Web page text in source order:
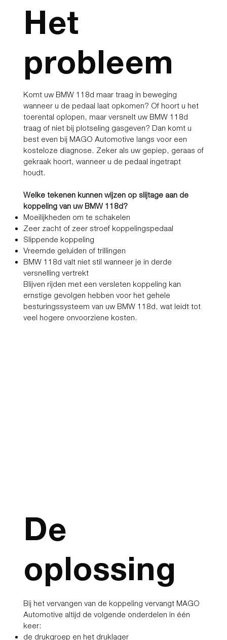
Het
probleem
Komt uw BMW 118d maar traag in beweging
wanneer u de pedaal laat opkomen? Of hoort u het
toerental oplopen, maar versnelt uw BMW 118d
traag of niet bij plotseling gasgeven? Dan komt u
best even bij MAGO Automotive langs voor een
kosteloze diagnose. Zeker als uw gepiep, geraas of
gekraak hoort, wanneer u de pedaal ingetrapt
houdt.
Welke tekenen kunnen wijzen op slijtage aan de
koppeling van uw BMW 118d?
Moeilijkheden om te schakelen
Zeer zacht of zeer stroef koppelingspedaal
Slippende koppeling
Vreemde geluiden of trillingen
BMW 118d valt niet stil wanneer je in derde
versnelling vertrekt
Blijven rijden met een versleten koppeling kan
ernstige gevolgen hebben voor het gehele
besturingssysteem van uw BMW 118d, wat leidt tot
veel hogere onvoorziene kosten.
De
oplossing
Bij het vervangen van de koppeling vervangt MAGO
Automotive altijd de volgende onderdelen in één
keer:
de drukgroep en het druklager